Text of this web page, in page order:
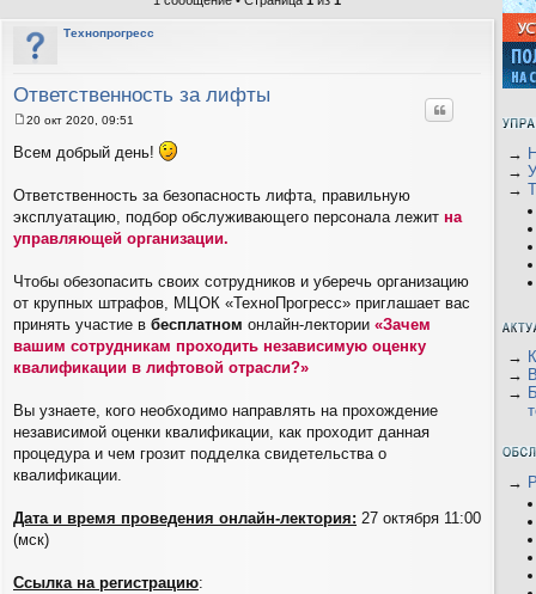
Технопрогресс
Ответственность за лифты
Цитата
о
е
н
е
20 окт 2020, 09:51
Всем добрый день!
Ответственность за безопасность лифта, правильную
эксплуатацию, подбор обслуживающего персонала лежит на
управляющей организации.
Чтобы обезопасить своих сотрудников и уберечь организацию
от крупных штрафов, МЦОК «ТехноПрогресс» приглашает вас
принять участие в бесплатном онлайн-лектории «Зачем
вашим сотрудникам проходить независимую оценку
квалификации в лифтовой отрасли?»
Вы узнаете, кого необходимо направлять на прохождение
независимой оценки квалификации, как проходит данная
процедура и чем грозит подделка свидетельства о
квалификации.
Дата и время проведения онлайн-лектория: 27 октября 11:00
(мск)
Ссылка на регистрацию:
→
→
→
→
→
→
→